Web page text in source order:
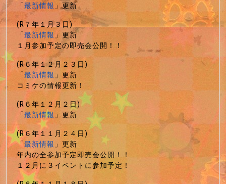
「最新情報」更新
(R７年１月３日)
「最新情報」更新
１月参加予定の即売会公開！！
(R６年１２月２３日)
「最新情報」更新
コミケの情報更新！
(R６年１２月２日)
「最新情報」更新
(R６年１１月２４日)
「最新情報」更新
年内の全参加予定即売会公開！！
１２月に３イベントに参加予定！